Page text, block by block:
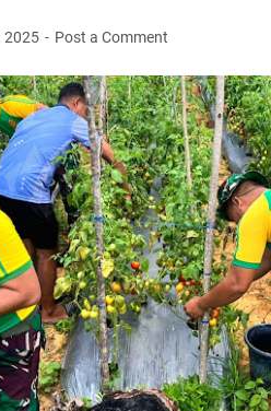
2025 Post a Comment